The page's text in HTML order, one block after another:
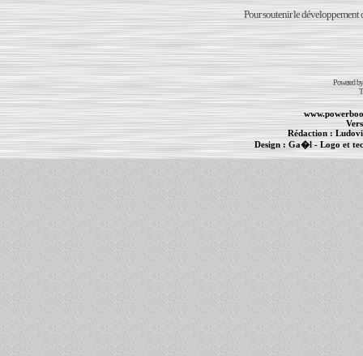
Pour soutenir le développement
Powered
Rédaction :
Design :Ga�l- Logo et
PowerBook